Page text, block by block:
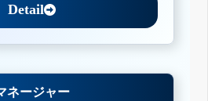
Detail
ネージャー